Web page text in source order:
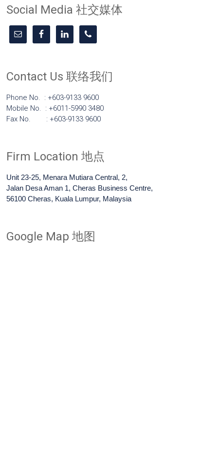
Social Media 社交媒体
Contact Us 联络我们
Phone No. : +603-9133 9600
Mobile No. : +6011-5990 3480
Fax No. : +603-9133 9600
Firm Location 地点
Unit 23-25, Menara Mutiara Central, 2,
Jalan Desa Aman 1, Cheras Business Centre,
56100 Cheras, Kuala Lumpur, Malaysia
Google Map 地图